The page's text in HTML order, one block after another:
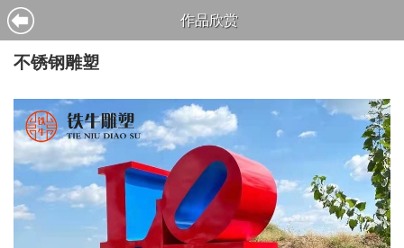
作品欣赏
不锈钢雕塑